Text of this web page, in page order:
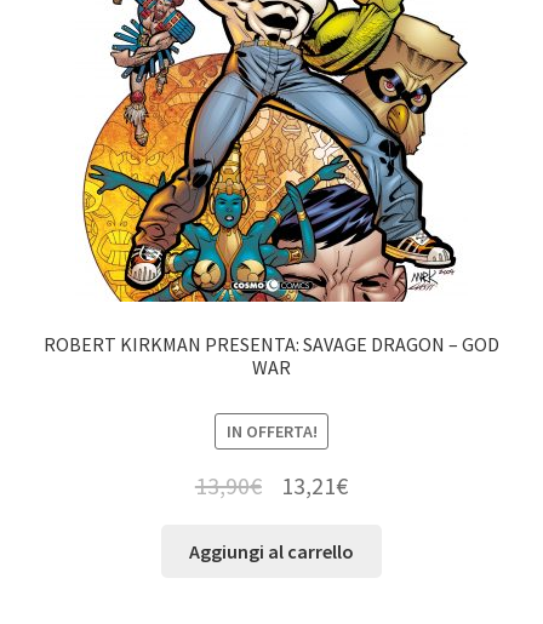
ROBERT KIRKMAN PRESENTA: SAVAGE DRAGON – GOD
WAR
IN OFFERTA!
13,90€ 13,21€
Aggiungi al carrello